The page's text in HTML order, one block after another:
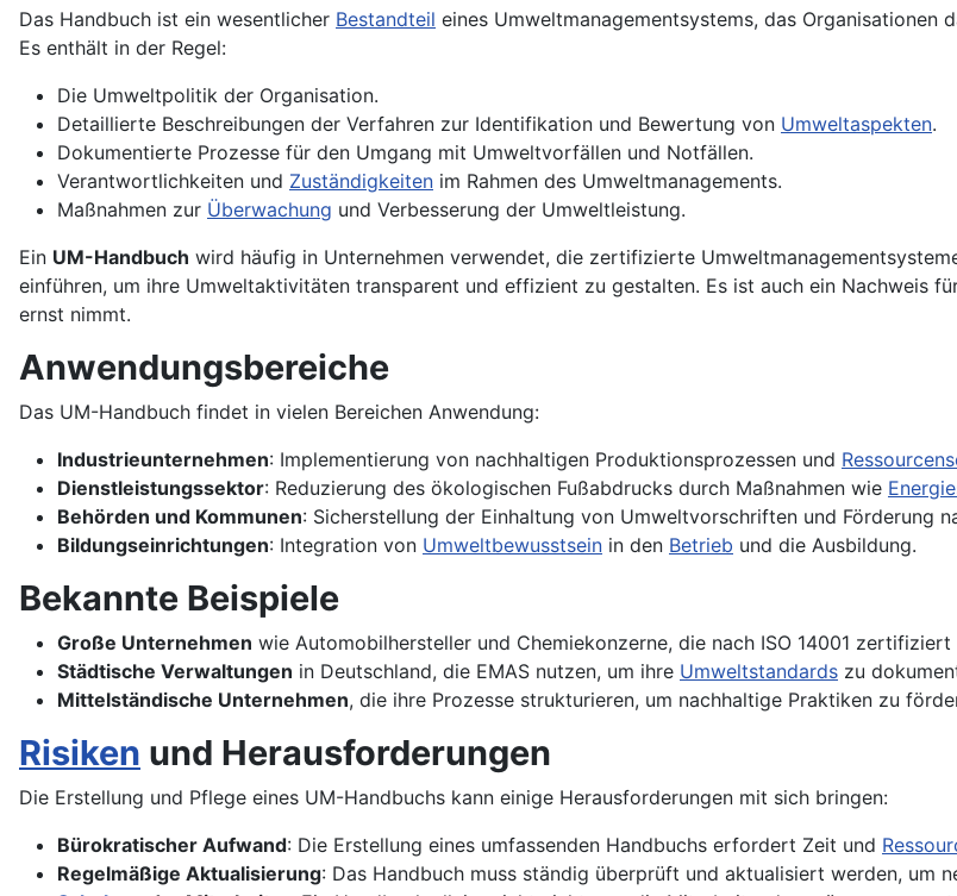
Das Handbuch ist ein wesentlicher Bestandteil eines Umweltmanagementsystems, das
Es enthält in der Regel:
Die Umweltpolitik der Organisation.
Detaillierte Beschreibungen der Verfahren zur Identifikation und Bewertung von Umweltaspekten.
Dokumentierte Prozesse für den Umgang mit Umweltvorfällen und Notfällen.
Verantwortlichkeiten und Zuständigkeiten im Rahmen des Umweltmanagements.
Maßnahmen zur Überwachung und Verbesserung der Umweltleistung.
Ein UM-Handbuch wird häufig in Unternehmen verwendet, die zertifizierte
einführen, um ihre Umweltaktivitäten transparent und effizient zu gestalten. Es ist auch ein Nachweis
ernst nimmt.
Anwendungsbereiche
Das UM-Handbuch findet in vielen Bereichen Anwendung:
Industrieunternehmen: Implementierung von nachhaltigen Produktionsprozessen und
Dienstleistungssektor: Reduzierung des ökologischen Fußabdrucks durch Maßnahmen wie
Behörden und Kommunen: Sicherstellung der Einhaltung von Umweltvorschriften und Förderung
Bildungseinrichtungen: Integration von Umweltbewusstsein in den Betrieb und die Ausbildung.
Bekannte Beispiele
Große Unternehmen wie Automobilhersteller und Chemiekonzerne, die nach ISO 14001
Städtische Verwaltungen in Deutschland, die EMAS nutzen, um ihre Umweltstandards zu
Mittelständische Unternehmen, die ihre Prozesse strukturieren, um nachhaltige Praktiken zu
Risiken und Herausforderungen
Die Erstellung und Pflege eines UM-Handbuchs kann einige Herausforderungen mit sich bringen:
Bürokratischer Aufwand: Die Erstellung eines umfassenden Handbuchs erfordert Zeit und
Regelmäßige Aktualisierung: Das Handbuch muss ständig überprüft und aktualisiert werden, um